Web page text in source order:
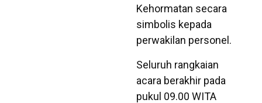
Kehormatan secara
simbolis kepada
perwakilan personel.
​Seluruh rangkaian
acara berakhir pada
pukul 09.00 WITA